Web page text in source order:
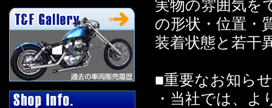
実物の雰囲気を
の形状・位置・
装着状態と若干
■重要なお知らせ
・当社では、